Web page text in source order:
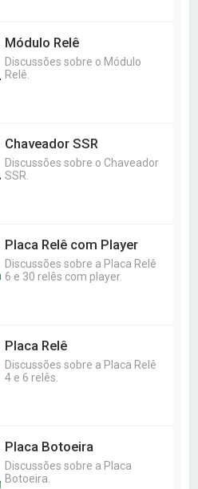
Módulo Relê
Discussões sobre o Módulo
Relê.
Chaveador SSR
Discussões sobre o Chaveador
SSR.
Placa Relê com Player
Discussões sobre a Placa Relê
6 e 30 relês com player.
Placa Relê
Discussões sobre a Placa Relê
4 e 6 relês.
Placa Botoeira
Discussões sobre a Placa
Botoeira.